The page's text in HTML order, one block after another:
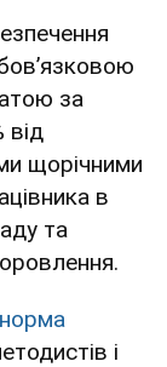
за
від
щорічними
в
та
норма
і